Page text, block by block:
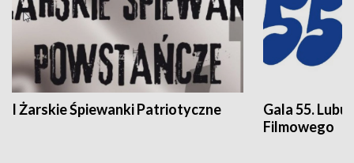
I Żarskie Śpiewanki Patriotyczne
Gala 55.
Filmowego